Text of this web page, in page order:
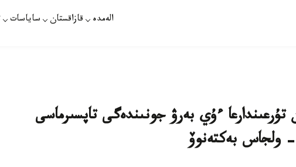
الەمدە قازاقستان ساياسات
ءۇي بەرۋ جونىندەگى تاپسىرماسى
- ولجاس بەكتەنوۆ